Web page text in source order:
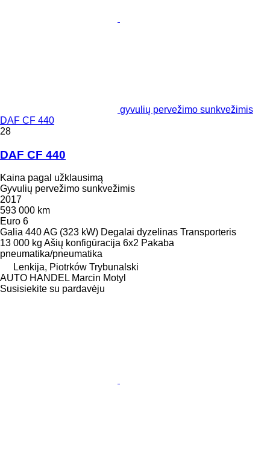
gyvulių pervežimo sunkvežimis
DAF CF 440
28
DAF CF 440
Kaina pagal užklausimą
Gyvulių pervežimo sunkvežimis
2017
593 000 km
Euro 6
Galia 440 AG (323 kW) Degalai dyzelinas Transporteris
13 000 kg Ašių konfigūracija 6x2 Pakaba
pneumatika/pneumatika
Lenkija, Piotrków Trybunalski
AUTO HANDEL Marcin Motyl
Susisiekite su pardavėju